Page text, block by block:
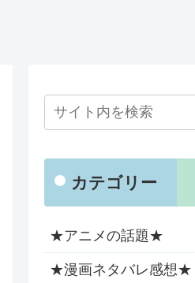
カテゴリー
★アニメの話題★
★漫画ネタバレ感想★